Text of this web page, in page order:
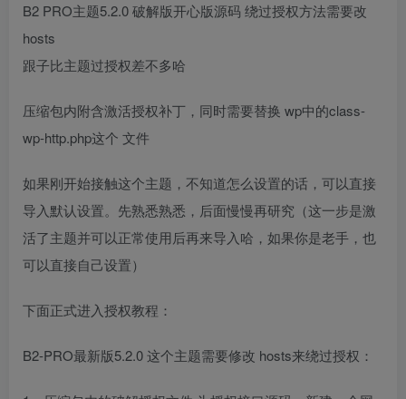
B2 PRO主题5.2.0 破解版开心版源码 绕过授权方法需要改
hosts
跟子比主题过授权差不多哈
压缩包内附含激活授权补丁，同时需要替换 wp中的class-
wp-http.php这个 文件
如果刚开始接触这个主题，不知道怎么设置的话，可以直接
导入默认设置。先熟悉熟悉，后面慢慢再研究（这一步是激
活了主题并可以正常使用后再来导入哈，如果你是老手，也
可以直接自己设置）
下面正式进入授权教程：
B2-PRO最新版5.2.0 这个主题需要修改 hosts来绕过授权：